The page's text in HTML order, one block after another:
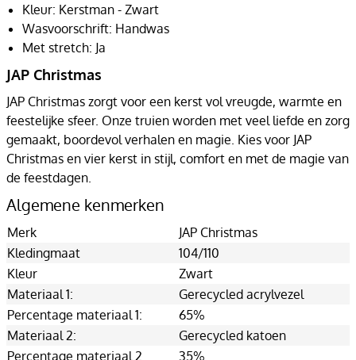
Kleur: Kerstman - Zwart
Wasvoorschrift: Handwas
Met stretch: Ja
JAP Christmas
JAP Christmas zorgt voor een kerst vol vreugde, warmte en
feestelijke sfeer. Onze truien worden met veel liefde en zorg
gemaakt, boordevol verhalen en magie. Kies voor JAP
Christmas en vier kerst in stijl, comfort en met de magie van
de feestdagen.
Algemene kenmerken
Merk
JAP Christmas
Kledingmaat
104/110
Kleur
Zwart
Materiaal 1:
Gerecycled acrylvezel
Percentage materiaal 1:
65%
Materiaal 2:
Gerecycled katoen
Percentage materiaal 2
35%